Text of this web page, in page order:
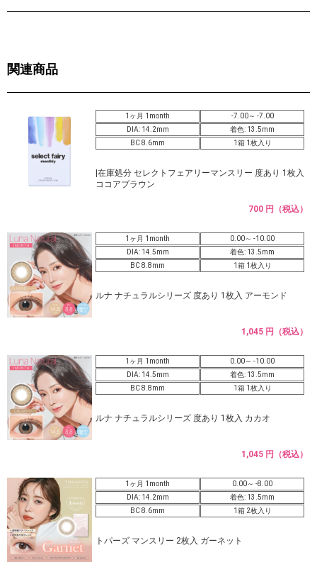
関連商品
1ヶ月 1month
-7.00～ -7.00
DIA: 14.2mm
着色: 13.5mm
BC 8.6mm
1箱 1枚入り
|在庫処分 セレクトフェアリーマンスリー 度あり 1枚入
ココアブラウン
700 円（税込）
1ヶ月 1month
0.00～ -10.00
DIA: 14.5mm
着色: 13.5mm
BC 8.8mm
1箱 1枚入り
ルナ ナチュラルシリーズ 度あり 1枚入 アーモンド
1,045 円（税込）
1ヶ月 1month
0.00～ -10.00
DIA: 14.5mm
着色: 13.5mm
BC 8.8mm
1箱 1枚入り
ルナ ナチュラルシリーズ 度あり 1枚入 カカオ
1,045 円（税込）
1ヶ月 1month
0.00～ -8.00
DIA: 14.2mm
着色: 13.5mm
BC 8.6mm
1箱 2枚入り
トパーズ マンスリー 2枚入 ガーネット